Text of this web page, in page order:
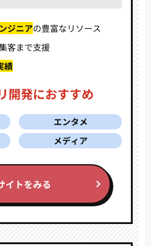
ジニアの豊富なリソース
客まで支援
績
開発におすすめ
エンタメ
メディア
イトをみる